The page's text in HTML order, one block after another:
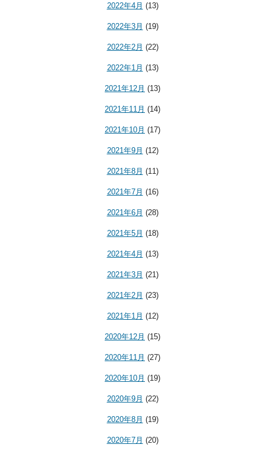
2022年4月 (13)
2022年3月 (19)
2022年2月 (22)
2022年1月 (13)
2021年12月 (13)
2021年11月 (14)
2021年10月 (17)
2021年9月 (12)
2021年8月 (11)
2021年7月 (16)
2021年6月 (28)
2021年5月 (18)
2021年4月 (13)
2021年3月 (21)
2021年2月 (23)
2021年1月 (12)
2020年12月 (15)
2020年11月 (27)
2020年10月 (19)
2020年9月 (22)
2020年8月 (19)
2020年7月 (20)